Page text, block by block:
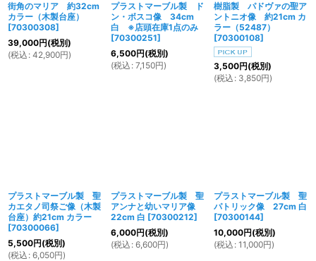
街角のマリア 約32cm
カラー（木製台座）
[70300308]
39,000円(税別)
(税込 : 42,900円)
プラストマーブル製 ド
ン・ボスコ像 34cm
白 ※店頭在庫1点のみ
[70300251]
6,500円(税別)
(税込 : 7,150円)
樹脂製 パドヴァの聖ア
ントニオ像 約21cm カ
ラー（52487）
[70300108]
3,500円(税別)
(税込 : 3,850円)
プラストマーブル製 聖
カエタノ司祭ご像（木製
台座）約21cm カラー
[70300066]
5,500円(税別)
(税込 : 6,050円)
プラストマーブル製 聖
アンナと幼いマリア像
22cm 白 [70300212]
6,000円(税別)
(税込 : 6,600円)
プラストマーブル製 聖
パトリック像 27cm 白
[70300144]
10,000円(税別)
(税込 : 11,000円)